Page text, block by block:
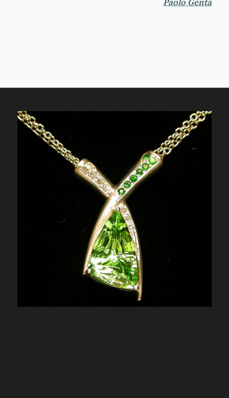
MAPPA DEL SITO
Diamanti da investimento
Pietre preziose
Sfere di minerale
Blog